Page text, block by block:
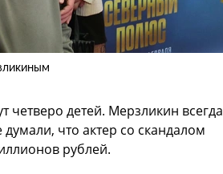
четверо детей. Мерзликин всегда
что актер со скандалом
рублей.